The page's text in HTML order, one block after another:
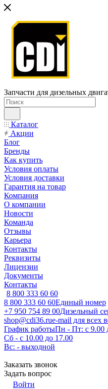
Запчасти для дизельных
Каталог
Акции
Блог
Бренды
Как купить
Условия оплаты
Условия доставки
Гарантия на товар
Компания
О компании
Новости
Команда
Отзывы
Карьера
Контакты
Реквизиты
Лицензии
Документы
Контакты
8 800 333 60 60
8 800 333 60 60Единый номер
+7 950 754 89 00Дизельный
shop@cdi36.rue-mail для всех
График работыПн - Пт: с 9.00
Сб - с 10.00 до 17.00
Вс: - выходной
Заказать звонок
Задать вопрос
Войти